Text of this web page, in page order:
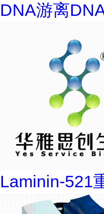
DNA游离
Laminin-521